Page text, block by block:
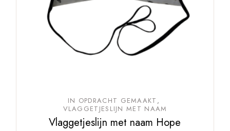
IN OPDRACHT GEMAAKT
VLAGGETJESLIJN MET NAAM
Vlaggetjeslijn met naam Hope